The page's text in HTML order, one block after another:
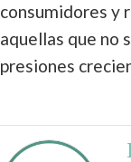
consumidores y
aquellas que no
presiones